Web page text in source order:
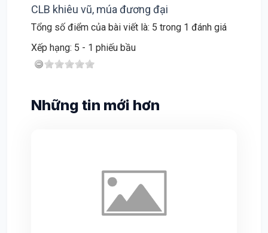
CLB khiêu vũ, múa đương đại
Tổng số điểm của bài viết là: 5 trong 1 đánh giá
Xếp hạng: 5 - 1 phiếu bầu
Những tin mới hơn